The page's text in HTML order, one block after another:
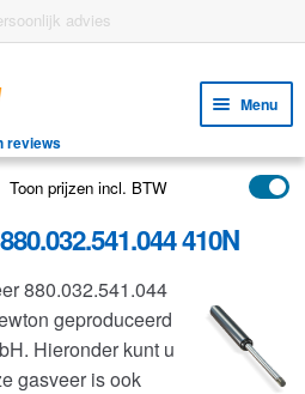
vanaf €25
Menu
reviews
Toon prijzen incl. BTW
410N
880.032.541.044
geproduceerd
Hieronder kunt u
gasveer is ook